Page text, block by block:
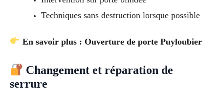
Techniques sans destruction lorsque possible
En savoir plus : Ouverture de porte Puyloubier
Changement et réparation de
serrure